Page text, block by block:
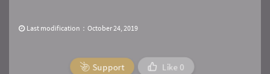
Last modification：October 24, 2019
Support Like 0